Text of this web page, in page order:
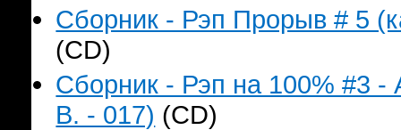
Сборник - Рэп Прорыв # 5
(CD)
Сборник - Рэп на 100% #3
B. - 017) (CD)